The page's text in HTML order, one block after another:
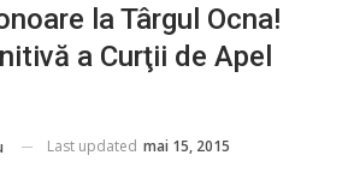
la Târgul Ocna!
a Curţii de Apel
Last updated mai 15, 2015